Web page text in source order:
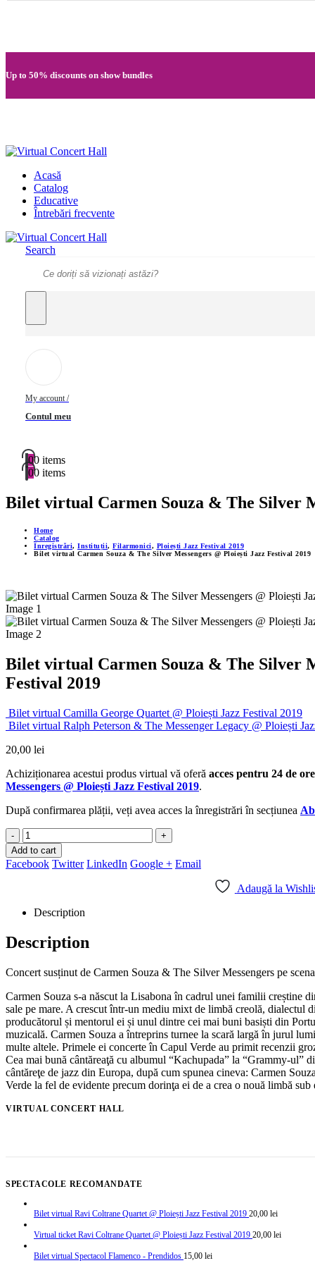
Up to 50% discounts on show bundles
Acasă
Catalog
Educative
Întrebări frecvente
Search
My account /
Contul meu
00 items
00 items
Bilet virtual Carmen Souza & The Silver
Home
Catalog
Înregistrări, Instituții, Filarmonici, Ploiești Jazz Festival 2019
Bilet virtual Carmen Souza & The Silver Messengers @ Ploiești Jazz Festival 2019
Bilet virtual Carmen Souza & The Silver
Festival 2019
Bilet virtual Camilla George Quartet @ Ploiești Jazz Festival 2019
Bilet virtual Ralph Peterson & The Messenger Legacy @ Ploiești
20,00 lei
Achiziționarea acestui produs virtual vă oferă acces pentru 24 de ore
Messengers @ Ploiești Jazz Festival 2019.
După confirmarea plății, veți avea acces la înregistrări în secțiunea
-
+
Add to cart
Facebook Twitter LinkedIn Google + Email
Adaugă la
Description
Description
Concert susținut de Carmen Souza & The Silver Messengers pe
Carmen Souza s-a născut la Lisabona în cadrul unei familii creștine
sale pe mare. A crescut într-un mediu mixt de limbă creolă, dialectul
producătorul și mentorul ei și unul dintre cei mai buni basiști din
muzicală. Carmen Souza a întreprins turnee la scară largă în jurul
multe altele. Primele ei concerte în Capul Verde au primit recenzii
Cea mai bună cântăreaţă cu albumul “Kachupada” la “Grammy-ul”
cântăreţe de jazz din Europa, după cum spunea cineva: Carmen
Verde la fel de evidente precum dorinţa ei de a crea o nouă limbă sub
VIRTUAL CONCERT HALL
SPECTACOLE RECOMANDATE
Bilet virtual Ravi Coltrane Quartet @ Ploiești Jazz Festival 2019 20,00 lei
Virtual ticket Ravi Coltrane Quartet @ Ploiești Jazz Festival 2019 20,00 lei
Bilet virtual Spectacol Flamenco - Prendidos 15,00 lei